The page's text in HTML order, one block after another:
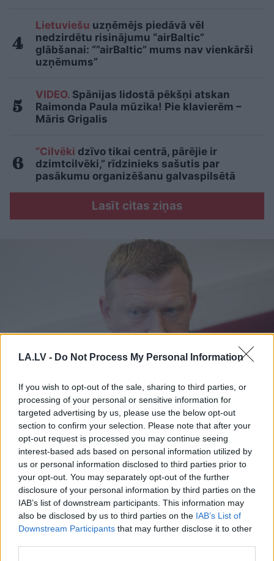
LA.LV - Do Not Process My Personal Information
If you wish to opt-out of the sale, sharing to third parties, or
processing of your personal or sensitive information for
targeted advertising by us, please use the below opt-out
section to confirm your selection. Please note that after your
opt-out request is processed you may continue seeing
interest-based ads based on personal information utilized by
us or personal information disclosed to third parties prior to
your opt-out. You may separately opt-out of the further
disclosure of your personal information by third parties on the
IAB’s list of downstream participants. This information may
also be disclosed by us to third parties on the IAB’s List of
Downstream Participants that may further disclose it to other
Lietuviešu uzņēmējs piedāvā vēl
nedzirdētu risinājumu “airBaltic”
glābšanai: “”airBaltic” mums nav vienkārši
uzņēmums”
VIDEO. Spānijas lidostā pēkšņi atskan
Raimonda Paula mūzika! Pie klavierēm –
Māris Grigalis
“Cilvēki dzīvo tikai centrā, pārējie ir
dzimtcilvēki,” rīdzinieks sašutis par
pasākumu organizēšanu galvaspilsētā
Lasīt citas ziņas
VaiLatvijas iedzīvotājiem ir
pamats satraukumam?
Melnis atklāj, kas šobrīd
zināms par iespējamiem
uzbrukumiem kritiskajai
infrastruktūrai